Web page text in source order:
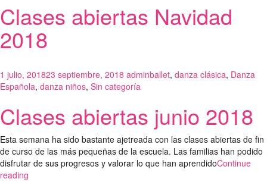
Clases abiertas Navidad
2018
1 julio, 201823 septiembre, 2018 adminballet, danza clásica, Danza
Española, danza niños, Sin categoría
Clases abiertas junio 2018
Esta semana ha sido bastante ajetreada con las clases abiertas de fin
de curso de las más pequeñas de la escuela. Las familias han podido
disfrutar de sus progresos y valorar lo que han aprendidoContinue
reading